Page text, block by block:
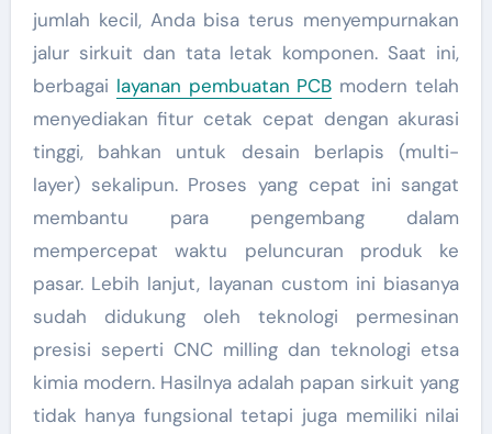
jumlah kecil, Anda bisa terus menyempurnakan
jalur sirkuit dan tata letak komponen. Saat ini,
berbagai layanan pembuatan PCB modern telah
menyediakan fitur cetak cepat dengan akurasi
tinggi, bahkan untuk desain berlapis (multi-
layer) sekalipun. Proses yang cepat ini sangat
membantu para pengembang dalam
mempercepat waktu peluncuran produk ke
pasar. Lebih lanjut, layanan custom ini biasanya
sudah didukung oleh teknologi permesinan
presisi seperti CNC milling dan teknologi etsa
kimia modern. Hasilnya adalah papan sirkuit yang
tidak hanya fungsional tetapi juga memiliki nilai